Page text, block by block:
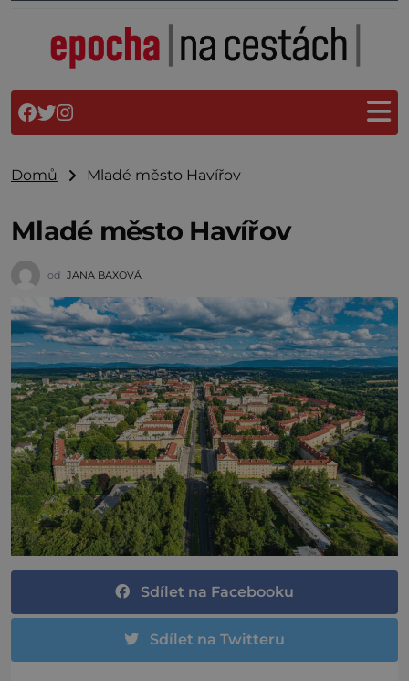
Domů Mladé město Havířov
Mladé město Havířov
od JANA BAXOVÁ
Sdílet na Facebooku
Sdílet na Twitteru